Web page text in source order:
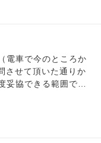
越しなので 荷造り
、普通に仕事をし
かり何度も何度も活
われているのではな
して 仕事が早く決
電車で今のところか
妥協できる範囲で
ドラッグストアがあ
ました。 新築